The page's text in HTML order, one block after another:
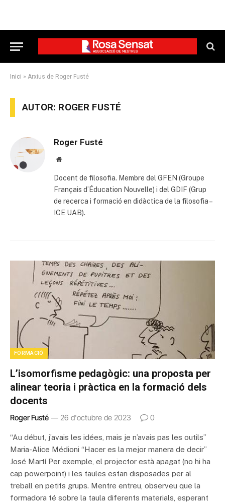
Inici » Arxius de Roger Fusté
AUTOR: ROGER FUSTÉ
Roger Fusté
Website
Docent de filosofia. Membre del GFEN (Groupe
Français d’Éducation Nouvelle) i del GDIF (Grup
de recerca i formació en didàctica de la filosofia –
ICE UAB).
FORMACIÓ
L’isomorfisme pedagògic: una proposta per
alinear teoria i pràctica en la formació dels
docents
Roger Fusté 26 d'octubre de 2023 0
“Au début, j’avais les idées, mais je n’avais pas les outils”
Maria-Alice Médioni “Hacer es la mejor manera de decir”
José Martí Per exemple, el projector està apagat (no hi ha
cap powerpoint) i les taules estan disposades per al
treball en petits grups. Mentre entreu, observeu que la
formadora té sobre la taula diferents materials, esperant